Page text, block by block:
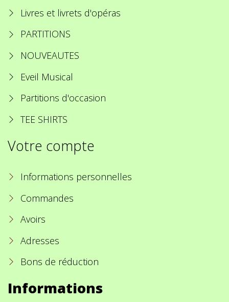
Livres et livrets d'opéras
PARTITIONS
NOUVEAUTES
Eveil Musical
Partitions d'occasion
TEE SHIRTS
Votre compte
Informations personnelles
Commandes
Avoirs
Adresses
Bons de réduction
Informations